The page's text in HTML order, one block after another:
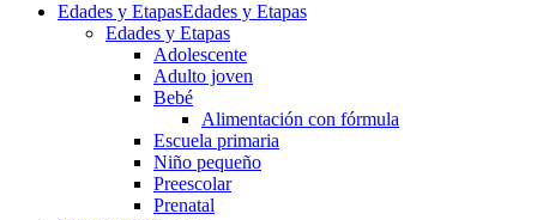
Edades y EtapasEdades y Etapas
Edades y Etapas
Adolescente
Adulto joven
Bebé
Alimentación con fórmula
Escuela primaria
Niño pequeño
Preescolar
Prenatal